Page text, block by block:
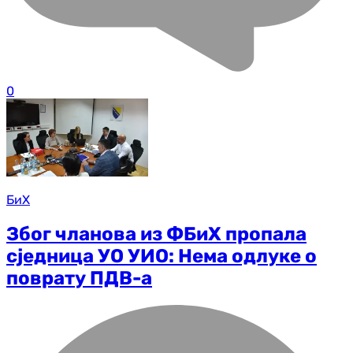
0
БиХ
Због чланова из ФБиХ пропала
сједница УО УИО: Нема одлуке о
поврату ПДВ-а